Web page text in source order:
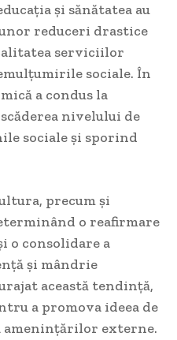
și sănătatea au
reduceri drastice
serviciilor
sociale. În
a condus la
nivelului de
sociale și sporind
precum și
o reafirmare
o consolidare a
și mândrie
această tendință,
a promova ideea de
externe.